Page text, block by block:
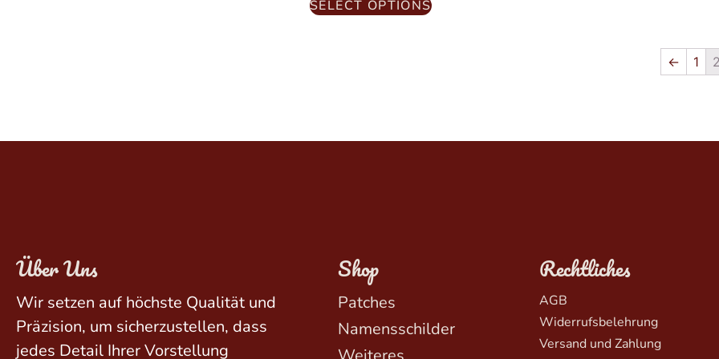
SELECT OPTIONS
← 1
Über Uns
Wir setzen auf höchste Qualität und
Präzision, um sicherzustellen, dass
jedes Detail Ihrer Vorstellung
Shop
Patches
Namensschilder
Rechtliches
AGB
Widerrufsbelehrung
Versand und Zahlung